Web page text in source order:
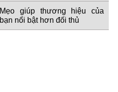
Mẹo giúp thương hiệu của
bạn nổi bật hơn đối thủ